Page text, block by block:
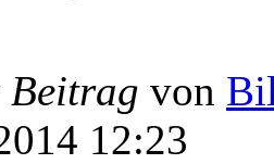
Beitrag von
12:23